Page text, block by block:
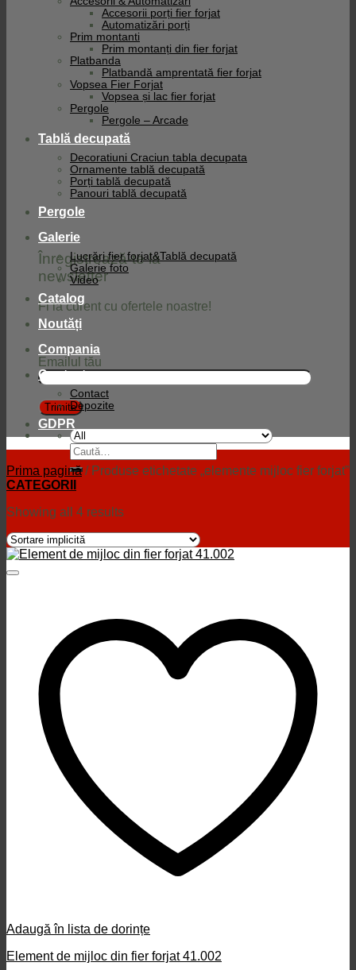
Înregistrează-te la
newsletter
Fi la curent cu ofertele noastre!
Emailul tău
Caută
după:
Accesorii porți fier forjat
Automatizări porți
Prim montanti
Prim montanți din fier forjat
Platbanda
Platbandă amprentată fier forjat
Vopsea Fier Forjat
Vopsea și lac fier forjat
Pergole
Pergole – Arcade
Tablă decupată
Decoratiuni Craciun tabla decupata
Ornamente tablă decupată
Porți tablă decupată
Panouri tablă decupată
Pergole
Galerie
Lucrări fier forjat&Tablă decupată
Galerie foto
Video
Catalog
Noutăți
Compania
Contact
Contact
Depozite
GDPR
Prima pagină /Produse etichetate „elemente mijloc fier forjat”
CATEGORII
Showing all 4 results
Adaugă în lista de dorințe
Element de mijloc din fier forjat 41.002